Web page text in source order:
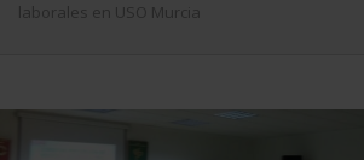
laborales en USO Murcia